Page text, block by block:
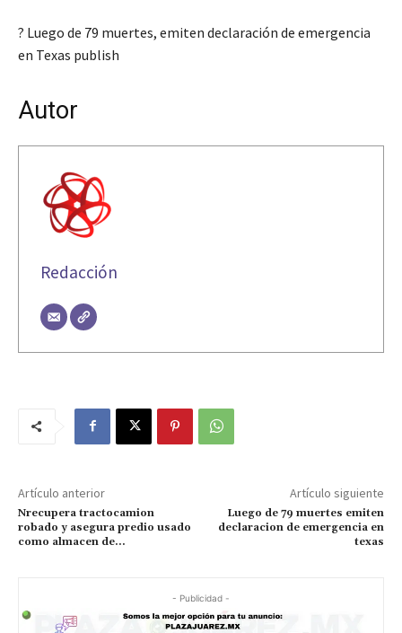
? Luego de 79 muertes, emiten declaración de emergencia
en Texas publish
Autor
Redacción
Artículo anterior
Nrecupera tractocamion
robado y asegura predio usado
como almacen de…
Artículo siguiente
Luego de 79 muertes emiten
declaracion de emergencia en
texas
- Publicidad -